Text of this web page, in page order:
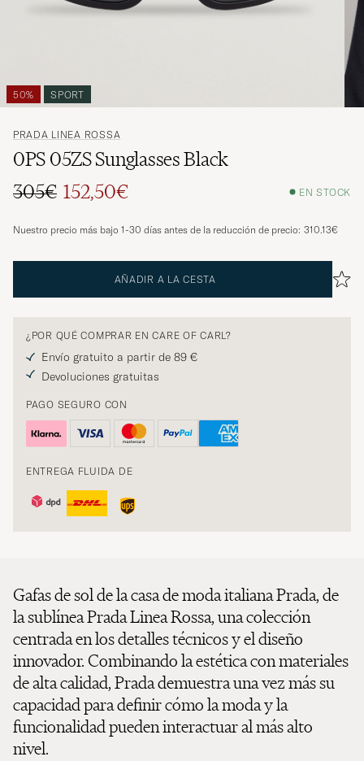
50% SPORT
PRADA LINEA ROSSA
0PS 05ZS Sunglasses Black
Precio ordinario
305€
Precio reducido
152,50€ EN STOCK
Nuestro precio más bajo 1-30 días antes de la reducción de precio: 310.13€
AÑADIR A LA CESTA
¿POR QUÉ COMPRAR EN CARE OF CARL?
Envío gratuito a partir de 89 €
Devoluciones gratuitas
PAGO SEGURO CON
ENTREGA FLUIDA DE
Gafas de sol de la casa de moda italiana Prada, de
la sublínea Prada Linea Rossa, una colección
centrada en los detalles técnicos y el diseño
innovador. Combinando la estética con materiales
de alta calidad, Prada demuestra una vez más su
capacidad para definir cómo la moda y la
funcionalidad pueden interactuar al más alto
nivel.